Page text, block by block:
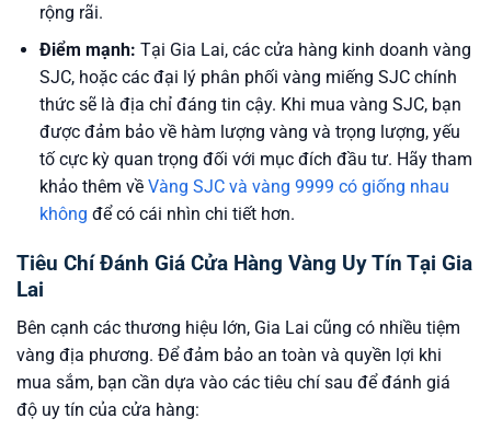
rộng rãi.
Điểm mạnh: Tại Gia Lai, các cửa hàng kinh doanh vàng
SJC, hoặc các đại lý phân phối vàng miếng SJC chính
thức sẽ là địa chỉ đáng tin cậy. Khi mua vàng SJC, bạn
được đảm bảo về hàm lượng vàng và trọng lượng, yếu
tố cực kỳ quan trọng đối với mục đích đầu tư. Hãy tham
khảo thêm về Vàng SJC và vàng 9999 có giống nhau
không để có cái nhìn chi tiết hơn.
Tiêu Chí Đánh Giá Cửa Hàng Vàng Uy Tín Tại Gia
Lai
Bên cạnh các thương hiệu lớn, Gia Lai cũng có nhiều tiệm
vàng địa phương. Để đảm bảo an toàn và quyền lợi khi
mua sắm, bạn cần dựa vào các tiêu chí sau để đánh giá
độ uy tín của cửa hàng: